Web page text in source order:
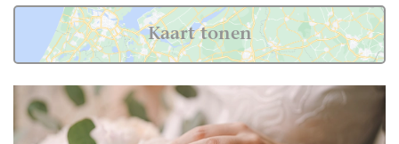
Kaart tonen